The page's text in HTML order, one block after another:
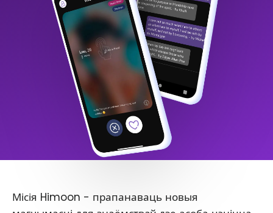
Місія Himoon - прапанаваць новыя